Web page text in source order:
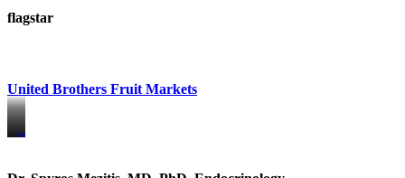
flagstar
United Brothers Fruit Markets
https://www.unitedbrothersfruitmarkets.com/
https://www.unitedbrothersfruitmarkets.com/